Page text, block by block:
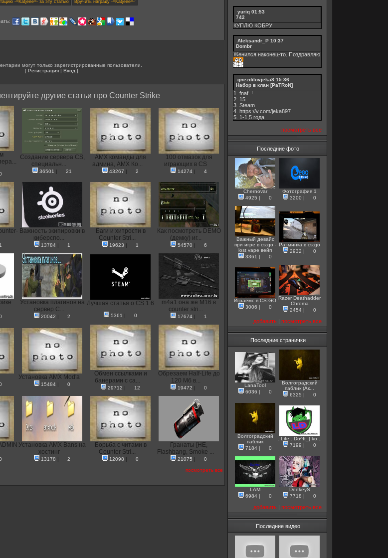
могут только зарегистрированные пользователи.
[ Регистрация | Вход ]
другие статьи про Counter Strike
Создание сервера CS,
специальн...
36501 | 21
AMX команды для
админа, AMX Ко...
43267 | 2
100 отмазок для
играющих в CS
14274 | 4
1
Важность экипировки в
киберспо...
13784 | 1
Баги и хитрости в
Counter Stri...
19623 | 1
Как посмотреть DEMO
(демку) иг...
54570 | 6
Установка плагинов на
сервер C...
20042 | 2
Лучшая статья о CS 1.6
5361 | 0
m4a1 она же M16 в
counter stri...
17674 | 1
Установка AMX Mod'a
15484 | 0
Oбмен ссылками и
банерами с са...
29712 | 12
Обрезаем Half-Life до
120 Мб в...
19472 | 0
Установка AMX Bans на
хостинг
13178 | 2
Борьба с читами в
Counter Stri...
12098 | 0
Гранаты [HE,
Flashbang, Smoke ...
21075 |
0
посмотреть все
yuriq 01:53
742
КУПЛЮ КОБРУ
Aleksandr_P 10:37
Dombr
Женился наконец-то. Поздравляю
gnezdilovjeka8 15:36
Набор в клан [PaTRoN]
1. fnaf .!.
2. 15
3. Steam
4. https://v.com/jeka897
5. 1-1,5 годa
посмотреть все
Последние фото
Chernovar
4925 | 0
Фотография 1
3200 | 0
Важный девайс
при игре в cs:go -
lost vape вейп
3361 | 0
Разминка в cs:go
2932 | 0
Играемс в CS:GO
3006 | 0
Razer Deathadder
Chroma
2454 | 0
добавить | посмотреть все
Последние странички
LanaTool
6036 | 0
Волгоградский
паблик (Ак...
6325 | 0
Волгоградский
паблик
7184 | 0
.:Life:. Do^It_| ko...
7199 | 0
LAM
6984 | 0
DeekeyS
7718 | 0
добавить | посмотреть все
Последние видео